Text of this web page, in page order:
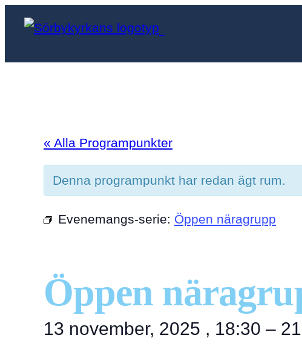
« Alla Programpunkter
Denna programpunkt har redan ägt rum.
Evenemangs-serie: Öppen näragrupp
Öppen
13 november, 2025 , 18:30 –